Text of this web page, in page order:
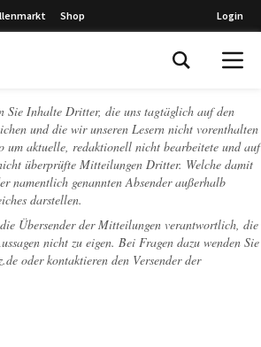
Shop Login
Sie Inhalte Dritter, die uns tagtäglich auf den
und die wir unseren Lesern nicht vorenthalten
um aktuelle, redaktionell nicht bearbeitete und auf
überprüfte Mitteilungen Dritter. Welche damit
namentlich genannten Absender außerhalb
darstellen.
Übersender der Mitteilungen verantwortlich, die
nicht zu eigen. Bei Fragen dazu wenden Sie
oder kontaktieren den Versender der